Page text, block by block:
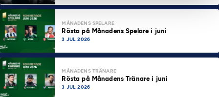
MÅNADENS SPELARE
Rösta på Månadens Spelare i juni
3 JUL 2026
MÅNADENS TRÄNARE
Rösta på Månadens Tränare i juni
3 JUL 2026